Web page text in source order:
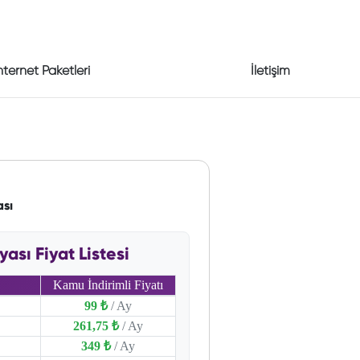
Paketleri İletişim
Fiyat Listesi
Kamu İndirimli Fiyatı
99 ₺ / Ay
261,75 ₺ / Ay
349 ₺ / Ay